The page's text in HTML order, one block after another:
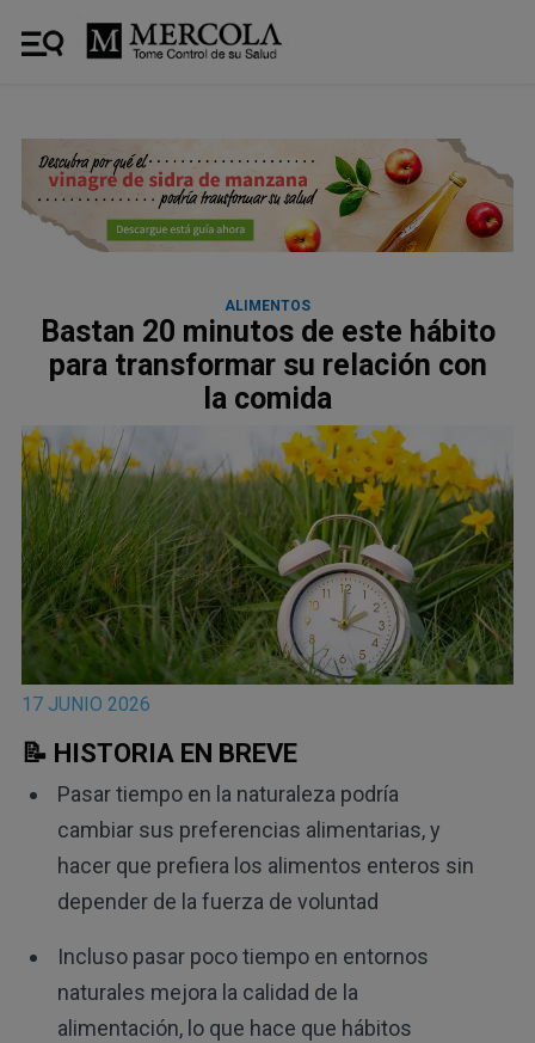
ALIMENTOS
Bastan 20 minutos de este hábito
para transformar su relación con
la comida
17 JUNIO 2026
📝 HISTORIA EN BREVE
Pasar tiempo en la naturaleza podría
cambiar sus preferencias alimentarias, y
hacer que prefiera los alimentos enteros sin
depender de la fuerza de voluntad
Incluso pasar poco tiempo en entornos
naturales mejora la calidad de la
alimentación, lo que hace que hábitos